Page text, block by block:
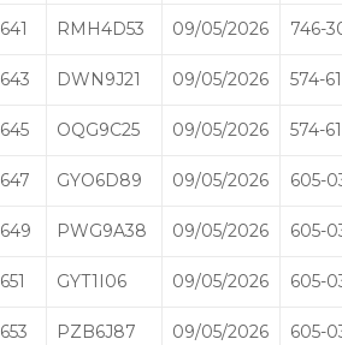
RMH4D53 09/05/2026 746-
DWN9J21 09/05/2026 574-61
OQG9C25 09/05/2026 574-61
GYO6D89 09/05/2026 605-
PWG9A38 09/05/2026 605-
GYT1I06 09/05/2026 605-
PZB6J87 09/05/2026 605-